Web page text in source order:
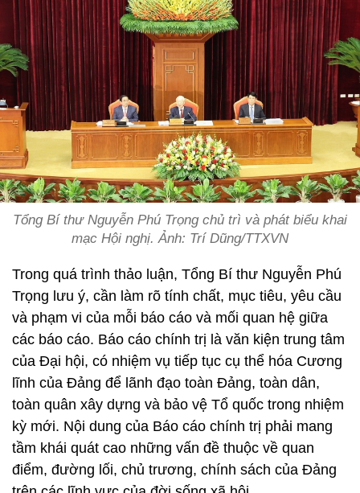
Tổng Bí thư Nguyễn Phú Trọng chủ trì và phát biểu khai
mạc Hội nghị. Ảnh: Trí Dũng/TTXVN
Trong quá trình thảo luận, Tổng Bí thư Nguyễn Phú
Trọng lưu ý, cần làm rõ tính chất, mục tiêu, yêu cầu
và phạm vi của mỗi báo cáo và mối quan hệ giữa
các báo cáo. Báo cáo chính trị là văn kiện trung tâm
của Đại hội, có nhiệm vụ tiếp tục cụ thể hóa Cương
lĩnh của Đảng để lãnh đạo toàn Đảng, toàn dân,
toàn quân xây dựng và bảo vệ Tổ quốc trong nhiệm
kỳ mới. Nội dung của Báo cáo chính trị phải mang
tầm khái quát cao những vấn đề thuộc về quan
điểm, đường lối, chủ trương, chính sách của Đảng